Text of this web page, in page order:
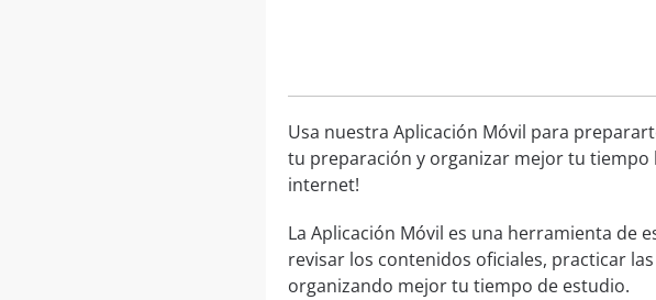
Usa nuestra Aplicación Móvil para
tu preparación y organizar mejor tu tiempo
internet!
La Aplicación Móvil es una herramienta de
revisar los contenidos oficiales, practicar
organizando mejor tu tiempo de estudio.